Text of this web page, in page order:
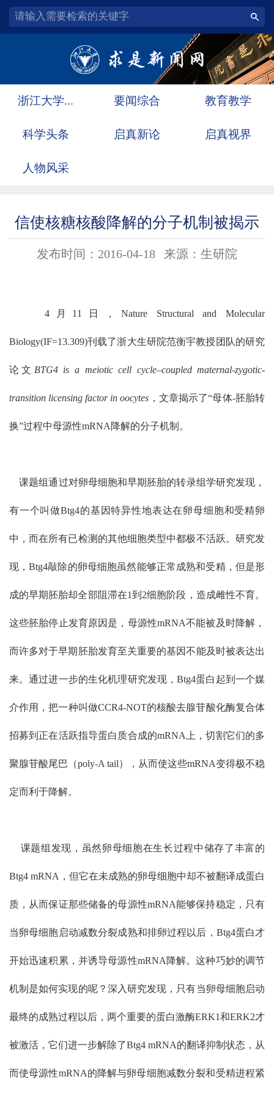
浙江大学... 要闻综合 教育教学
科学头条 启真新论 启真视界
人物风采
信使核糖核酸降解的分子机制被揭示
发布时间：2016-04-18 来源：生研院
4月11日，Nature Structural and Molecular
Biology(IF=13.309)刊载了浙大生研院范衡宇教授团队的研究
论文 BTG4 is a meiotic cell cycle–coupled maternal-zygotic-
transition licensing factor in oocytes ，文章揭示了“母体-胚胎转
换”过程中母源性mRNA降解的分子机制。
课题组通过对卵母细胞和早期胚胎的转录组学研究发现，
有一个叫做Btg4的基因特异性地表达在卵母细胞和受精卵
中，而在所有已检测的其他细胞类型中都极不活跃。研究发
现，Btg4敲除的卵母细胞虽然能够正常成熟和受精，但是形
成的早期胚胎却全部阻滞在1到2细胞阶段，造成雌性不育。
这些胚胎停止发育原因是，母源性mRNA不能被及时降解，
而许多对于早期胚胎发育至关重要的基因不能及时被表达出
来。通过进一步的生化机理研究发现，Btg4蛋白起到一个媒
介作用，把一种叫做CCR4-NOT的核酸去腺苷酸化酶复合体
招募到正在活跃指导蛋白质合成的mRNA上，切割它们的多
聚腺苷酸尾巴（poly-A tail），从而使这些mRNA变得极不稳
定而利于降解。
课题组发现，虽然卵母细胞在生长过程中储存了丰富的
Btg4 mRNA，但它在未成熟的卵母细胞中却不被翻译成蛋白
质，从而保证那些储备的母源性mRNA能够保持稳定，只有
当卵母细胞启动减数分裂成熟和排卵过程以后，Btg4蛋白才
开始迅速积累，并诱导母源性mRNA降解。这种巧妙的调节
机制是如何实现的呢？深入研究发现，只有当卵母细胞启动
最终的成熟过程以后，两个重要的蛋白激酶ERK1和ERK2才
被激活，它们进一步解除了Btg4 mRNA的翻译抑制状态，从
而使母源性mRNA的降解与卵母细胞减数分裂和受精进程紧